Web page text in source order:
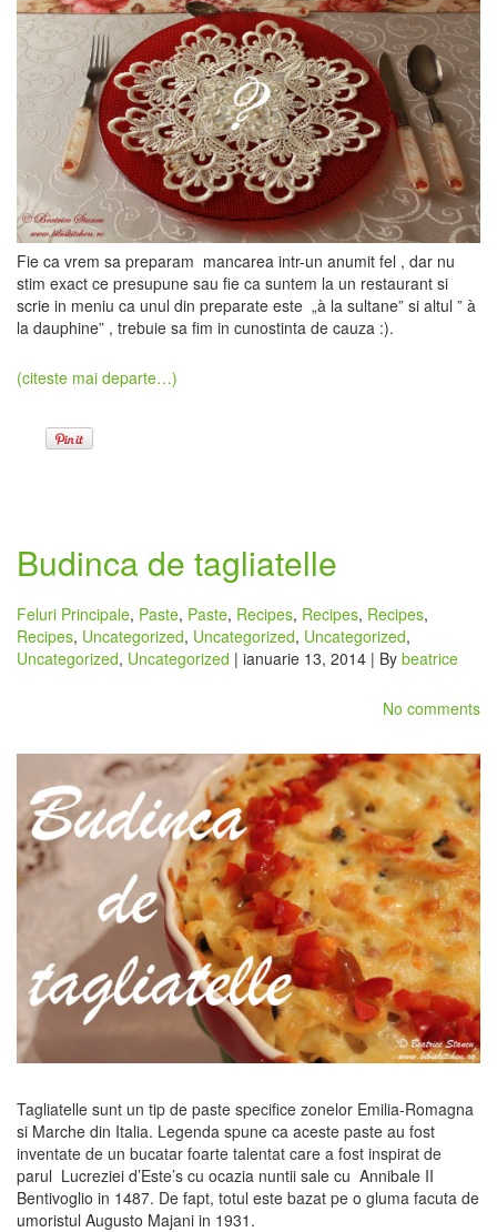
Fie ca vrem sa preparam mancarea intr-un anumit fel , dar nu
stim exact ce presupune sau fie ca suntem la un restaurant si
scrie in meniu ca unul din preparate este „à la sultane” si altul ” à
la dauphine” , trebuie sa fim in cunostinta de cauza :).
(citeste mai departe…)
Budinca de tagliatelle
Feluri Principale, Paste, Paste, Recipes, Recipes, Recipes,
Recipes, Uncategorized, Uncategorized, Uncategorized,
Uncategorized, Uncategorized | ianuarie 13, 2014 | By beatrice
No comments
Tagliatelle sunt un tip de paste specifice zonelor Emilia-Romagna
si Marche din Italia. Legenda spune ca aceste paste au fost
inventate de un bucatar foarte talentat care a fost inspirat de
parul Lucreziei d’Este’s cu ocazia nuntii sale cu Annibale II
Bentivoglio in 1487. De fapt, totul este bazat pe o gluma facuta de
umoristul Augusto Majani in 1931.